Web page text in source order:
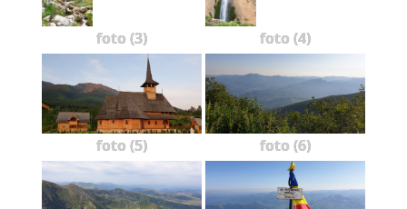
foto (3) foto (4)
foto (5) foto (6)